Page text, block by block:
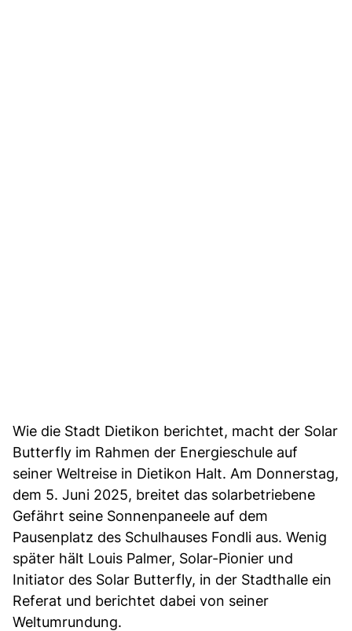
Wie die Stadt Dietikon berichtet, macht der Solar
Butterfly im Rahmen der Energieschule auf
seiner Weltreise in Dietikon Halt. Am Donnerstag,
dem 5. Juni 2025, breitet das solarbetriebene
Gefährt seine Sonnenpaneele auf dem
Pausenplatz des Schulhauses Fondli aus. Wenig
später hält Louis Palmer, Solar-Pionier und
Initiator des Solar Butterfly, in der Stadthalle ein
Referat und berichtet dabei von seiner
Weltumrundung.